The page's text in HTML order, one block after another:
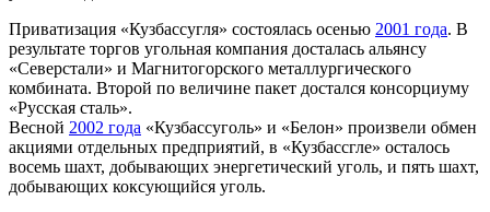
Приватизация «Кузбассугля» состоялась осенью 2001 года. В
результате торгов угольная компания досталась альянсу
«Северстали» и Магнитогорского металлургического
комбината. Второй по величине пакет достался консорциуму
«Русская сталь».
Весной 2002 года «Кузбассуголь» и «Белон» произвели обмен
акциями отдельных предприятий, в «Кузбассгле» осталось
восемь шахт, добывающих энергетический уголь, и пять шахт,
добывающих коксующийся уголь.